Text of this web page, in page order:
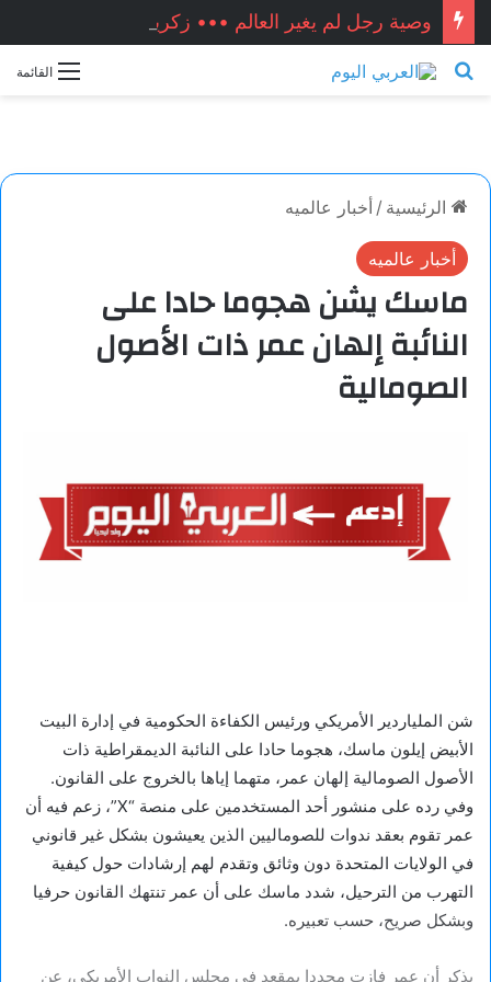
القائمة بحث عن
الرئيسية / أخبار عالميه
أخبار عالميه
ماسك يشن هجوما حادا على
النائبة إلهان عمر ذات الأصول
الصومالية
شن الملياردير الأمريكي ورئيس الكفاءة الحكومية في إدارة البيت
الأبيض إيلون ماسك، هجوما حادا على النائبة الديمقراطية ذات
الأصول الصومالية إلهان عمر، متهما إياها بالخروج على القانون.
وفي رده على منشور أحد المستخدمين على منصة “X”، زعم فيه أن
عمر تقوم بعقد ندوات للصوماليين الذين يعيشون بشكل غير قانوني
في الولايات المتحدة دون وثائق وتقدم لهم إرشادات حول كيفية
التهرب من الترحيل، شدد ماسك على أن عمر تنتهك القانون حرفيا
وبشكل صريح، حسب تعبيره.
يذكر أن عمر فازت مجددا بمقعد في مجلس النواب الأمريكي، عن